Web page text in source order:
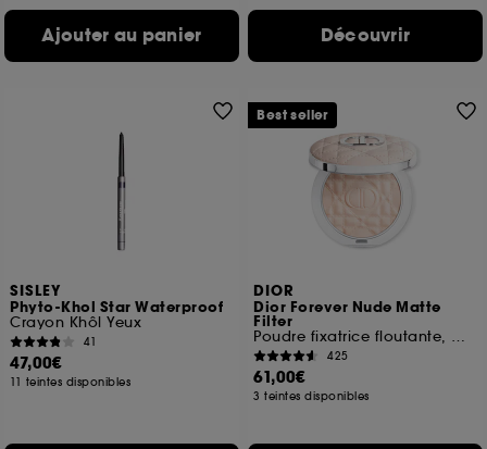
Ajouter au panier Découvrir
SISLEY
Phyto-Khol Star Waterproof
Crayon Khôl Yeux
41
47,00€
11 teintes disponibles
DIOR
Dior Forever Nude Matte
Filter
Poudre fixatrice floutante, mate lumineuse
425
61,00€
3 teintes disponibles
Best seller